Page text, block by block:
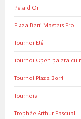
Pala d'Or
Plaza Berri Masters Pro
Tournoi Eté
Tournoi Open paleta cuir
Tournoi Plaza Berri
Tournois
Trophée Arthur Pascual